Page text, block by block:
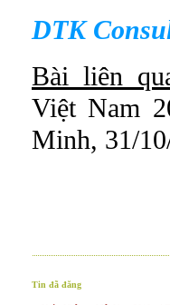
DTK
Bài liên
Việt Nam
Minh, 31/
Tin đã đăng